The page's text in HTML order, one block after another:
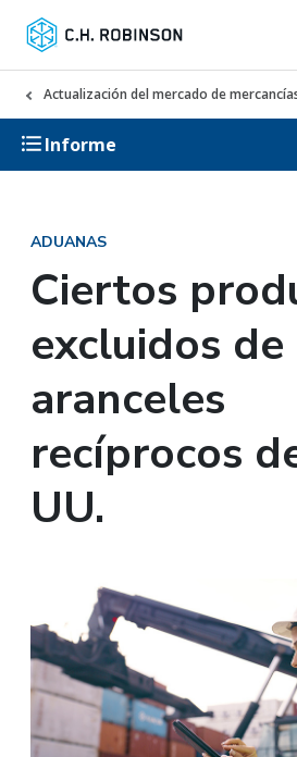
Actualización del mercado de
Informe
ADUANAS
Ciertos
excluidos
aranceles
recíprocos
UU.